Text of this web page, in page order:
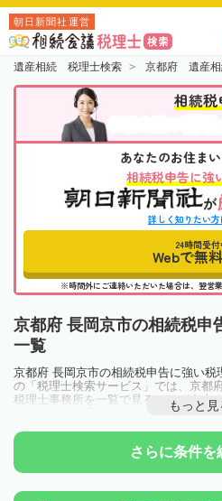
朝日新聞社運営
遺産相続 税理士検索 京都府 遺産
相続税
あなたのお住ま
相続税申告に強
が
詳しく知りたい方
24時間受
Webで無
※時間外にご連絡いただいた場合は、翌営
京都府 長岡京市の相続税申
一覧
京都府 長岡京市の相続税申告に強い
の「税理士検索サービス」では、京都
税理士事務所を一覧で見ることが出来
度のことは一度近隣の税理士に相談し
もっと見
さらに条件を